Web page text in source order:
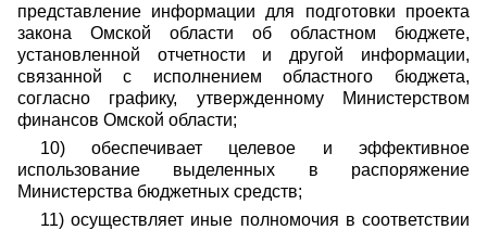
представление информации для подготовки проекта
закона Омской области об областном бюджете,
установленной отчетности и другой информации,
связанной с исполнением областного бюджета,
согласно графику, утвержденному Министерством
финансов Омской области;
10) обеспечивает целевое и эффективное
использование выделенных в распоряжение
Министерства бюджетных средств;
11) осуществляет иные полномочия в соответствии